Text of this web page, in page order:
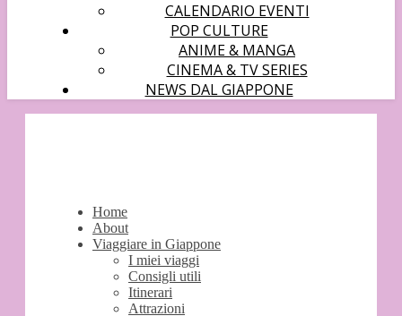
CALENDARIO EVENTI
POP CULTURE
ANIME & MANGA
CINEMA & TV SERIES
NEWS DAL GIAPPONE
Home
About
Viaggiare in Giappone
I miei viaggi
Consigli utili
Itinerari
Attrazioni